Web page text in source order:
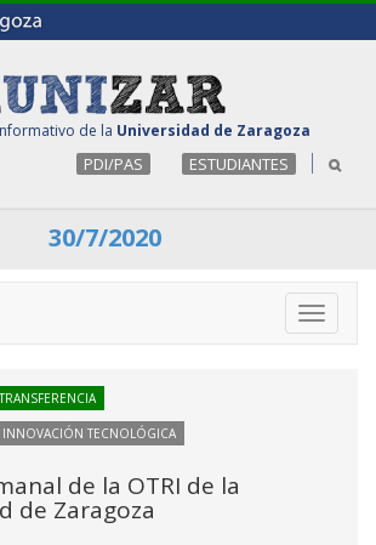
de la Universidad de Zaragoza
PDI/PAS ESTUDIANTES
30/7/2020
Toggle
INNOVACIÓN TECNOLÓGICA
de la OTRI de la
de Zaragoza